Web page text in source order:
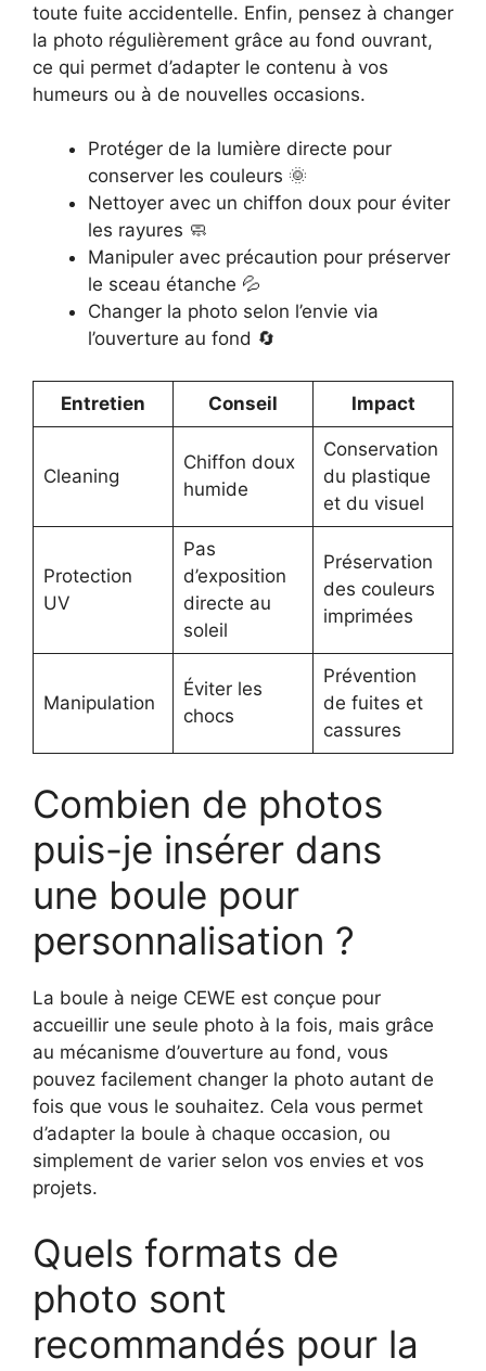
toute fuite accidentelle. Enfin, pensez à changer
la photo régulièrement grâce au fond ouvrant,
ce qui permet d’adapter le contenu à vos
humeurs ou à de nouvelles occasions.
Protéger de la lumière directe pour
conserver les couleurs 🌞
Nettoyer avec un chiffon doux pour éviter
les rayures 🧼
Manipuler avec précaution pour préserver
le sceau étanche 💦
Changer la photo selon l’envie via
l’ouverture au fond 🔄
Entretien Conseil Impact
Cleaning
Chiffon doux
humide
Conservation
du plastique
et du visuel
Protection
UV
Pas
d’exposition
directe au
soleil
Préservation
des couleurs
imprimées
Manipulation
Éviter les
chocs
Prévention
de fuites et
cassures
Combien de photos
puis-je insérer dans
une boule pour
personnalisation ?
La boule à neige CEWE est conçue pour
accueillir une seule photo à la fois, mais grâce
au mécanisme d’ouverture au fond, vous
pouvez facilement changer la photo autant de
fois que vous le souhaitez. Cela vous permet
d’adapter la boule à chaque occasion, ou
simplement de varier selon vos envies et vos
projets.
Quels formats de
photo sont
recommandés pour la